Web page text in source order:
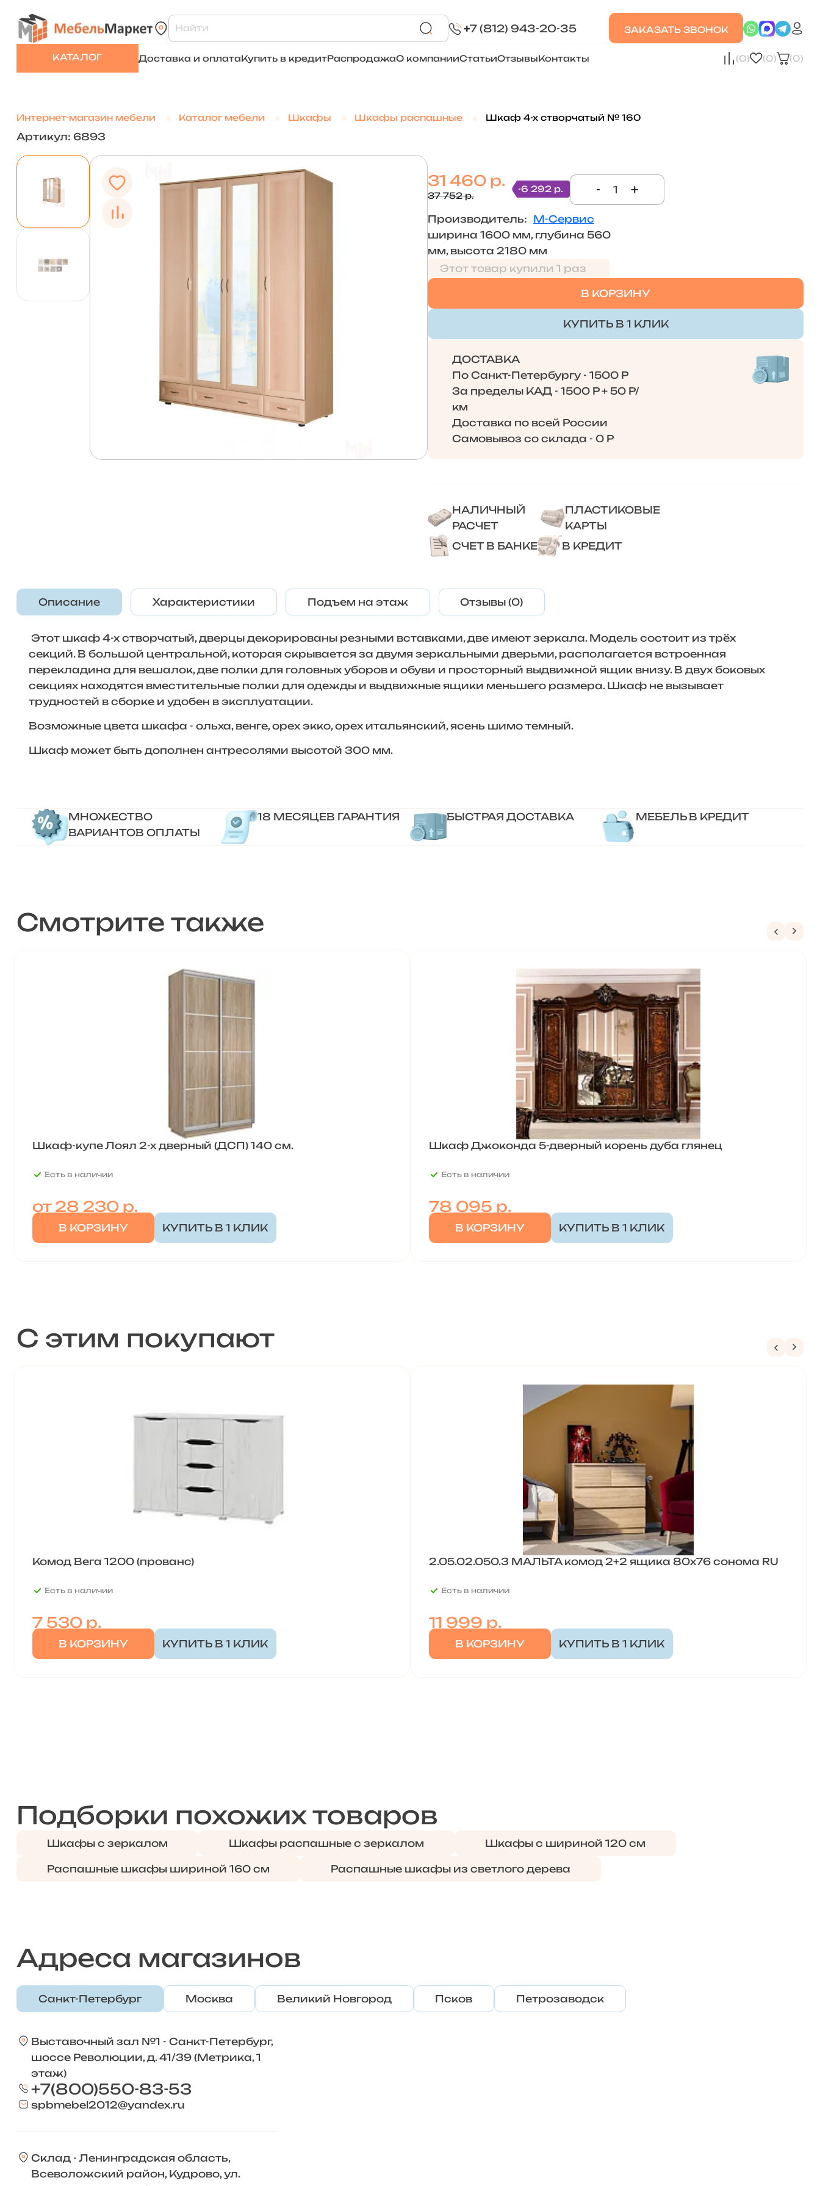
+7 (812) 943-20-35 ЗАКАЗАТЬ ЗВОНОК
КАТАЛОГ Доставка и оплатаКупить в кредитРаспродажаО компанииСтатьиОтзывыКонтакты (0) (0) (0)
Интернет-магазин мебели Каталог мебели Шкафы Шкафы распашные Шкаф 4-х створчатый № 160
Артикул: 6893
31 460 р.
37 752 р.
-6 292 р. - +
Производитель: М-Сервис
ширина 1600 мм, глубина 560
мм, высота 2180 мм
Этот товар купили 1 раз
В КОРЗИНУ
КУПИТЬ В 1 КЛИК
ДОСТАВКА
По Санкт-Петербургу - 1500 Р
За пределы КАД - 1500 Р + 50 Р/
км
Доставка по всей России
Самовывоз со склада - 0 Р
НАЛИЧНЫЙ
РАСЧЕТ
ПЛАСТИКОВЫЕ
КАРТЫ
СЧЕТ В БАНКЕ
В КРЕДИТ
Описание Характеристики Подъем на этаж Отзывы (0)
Этот шкаф 4-х створчатый, дверцы декорированы резными вставками, две имеют зеркала. Модель состоит из трёх
секций. В большой центральной, которая скрывается за двумя зеркальными дверьми, располагается встроенная
перекладина для вешалок, две полки для головных уборов и обуви и просторный выдвижной ящик внизу. В двух боковых
секциях находятся вместительные полки для одежды и выдвижные ящики меньшего размера. Шкаф не вызывает
трудностей в сборке и удобен в эксплуатации.
Возможные цвета шкафа - ольха, венге, орех экко, орех итальянский, ясень шимо темный.
Шкаф может быть дополнен антресолями высотой 300 мм.
МНОЖЕСТВО
ВАРИАНТОВ ОПЛАТЫ
18 МЕСЯЦЕВ ГАРАНТИЯ БЫСТРАЯ ДОСТАВКА МЕБЕЛЬ В КРЕДИТ
Смотрите также
Шкаф-купе Лоял 2-х дверный (ДСП) 140 см.
Есть в наличии
от 28 230 р.
В КОРЗИНУ КУПИТЬ В 1 КЛИК
Шкаф Джоконда 5-дверный корень дуба глянец
Есть в наличии
78 095 р.
В КОРЗИНУ КУПИТЬ В 1 КЛИК
С этим покупают
Комод Вега 1200 (прованс)
Есть в наличии
7 530р.
В КОРЗИНУ КУПИТЬ В 1 КЛИК
2.05.02.050.3 МАЛЬТА комод 2+2 ящика 80х76 сонома RU
Есть в наличии
11 999 р.
В КОРЗИНУ КУПИТЬ В 1 КЛИК
Подборки похожих товаров
Шкафы с зеркалом Шкафы распашные с зеркалом Шкафы с шириной 120 см
Распашные шкафы шириной 160 см Распашные шкафы из светлого дерева
Адреса магазинов
Санкт-Петербург Москва Великий Новгород Псков Петрозаводск
Выставочный зал №1 - Санкт-Петербург,
шоссе Революции, д. 41/39 (Метрика, 1
этаж)
+7(800)550-83-53
spbmebel2012@yandex.ru
Склад - Ленинградская область,
Всеволожский район, Кудрово, ул.